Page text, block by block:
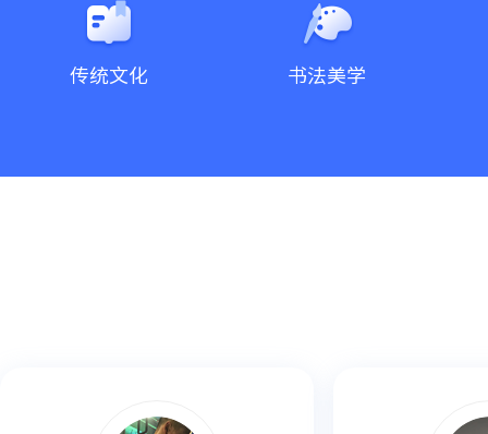
传统文化 书法美学